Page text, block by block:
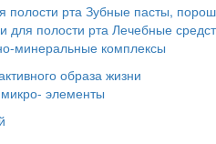
полости рта Зубные пасты,
для полости рта Лечебные
минеральные комплексы
образа жизни
элементы